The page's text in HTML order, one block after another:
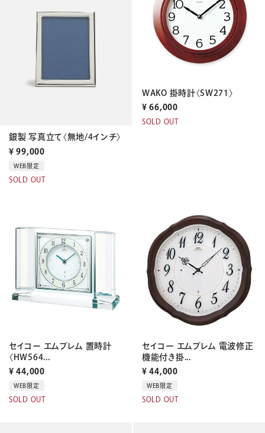
銀製 写真立て〈無地/4インチ〉
¥ 99,000
WEB限定
SOLD OUT
WAKO 掛時計〈SW271〉
¥ 66,000
SOLD OUT
セイコー エムブレム 置時計
〈HW564...
¥ 44,000
WEB限定
SOLD OUT
セイコー エムブレム 電波修正
機能付き掛...
¥ 44,000
WEB限定
SOLD OUT